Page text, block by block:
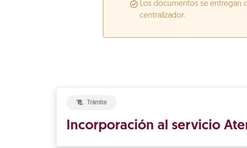
Los documentos se entregan
centralizador.
Trámite
Incorporación al servicio